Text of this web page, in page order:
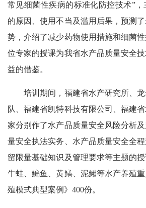
常见细菌性疾病的标准化防控技术”，
的原因、使用不当及滥用后果，预测
势，介绍了减少药物使用措施和细菌
位专家的授课为我省水产品质量安全
益的借鉴。
培训期间，福建省水产研究所、龙
队、福建省凯特科技有限公司、福建
家分别作了水产品质量安全风险分析
量安全执法实务、水产品质量安全全
留限量基础知识及管理要求等主题的
牛蛙、鳊鱼、黄鳝、泥鳅等水产养殖
殖模式典型案例》400份。